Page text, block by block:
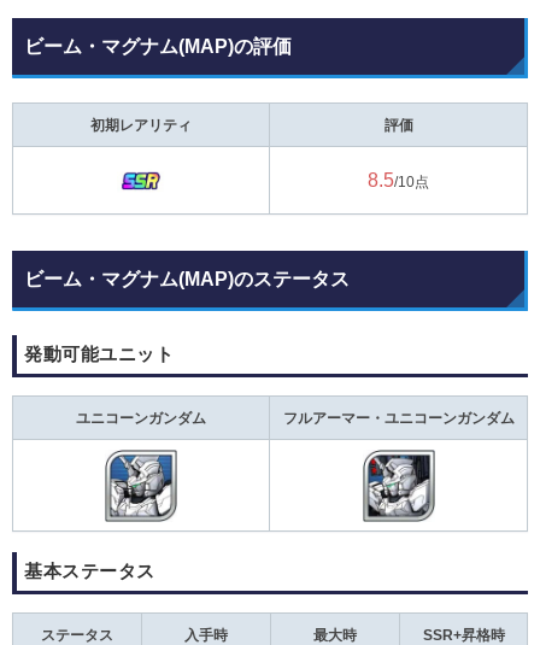
ビーム・マグナム(MAP)の評価
初期レアリティ 評価
8.5/10点
ビーム・マグナム(MAP)のステータス
発動可能ユニット
ユニコーンガンダム フルアーマー・ユニコーンガンダム
基本ステータス
ステータス 入手時 最大時 SSR+昇格時